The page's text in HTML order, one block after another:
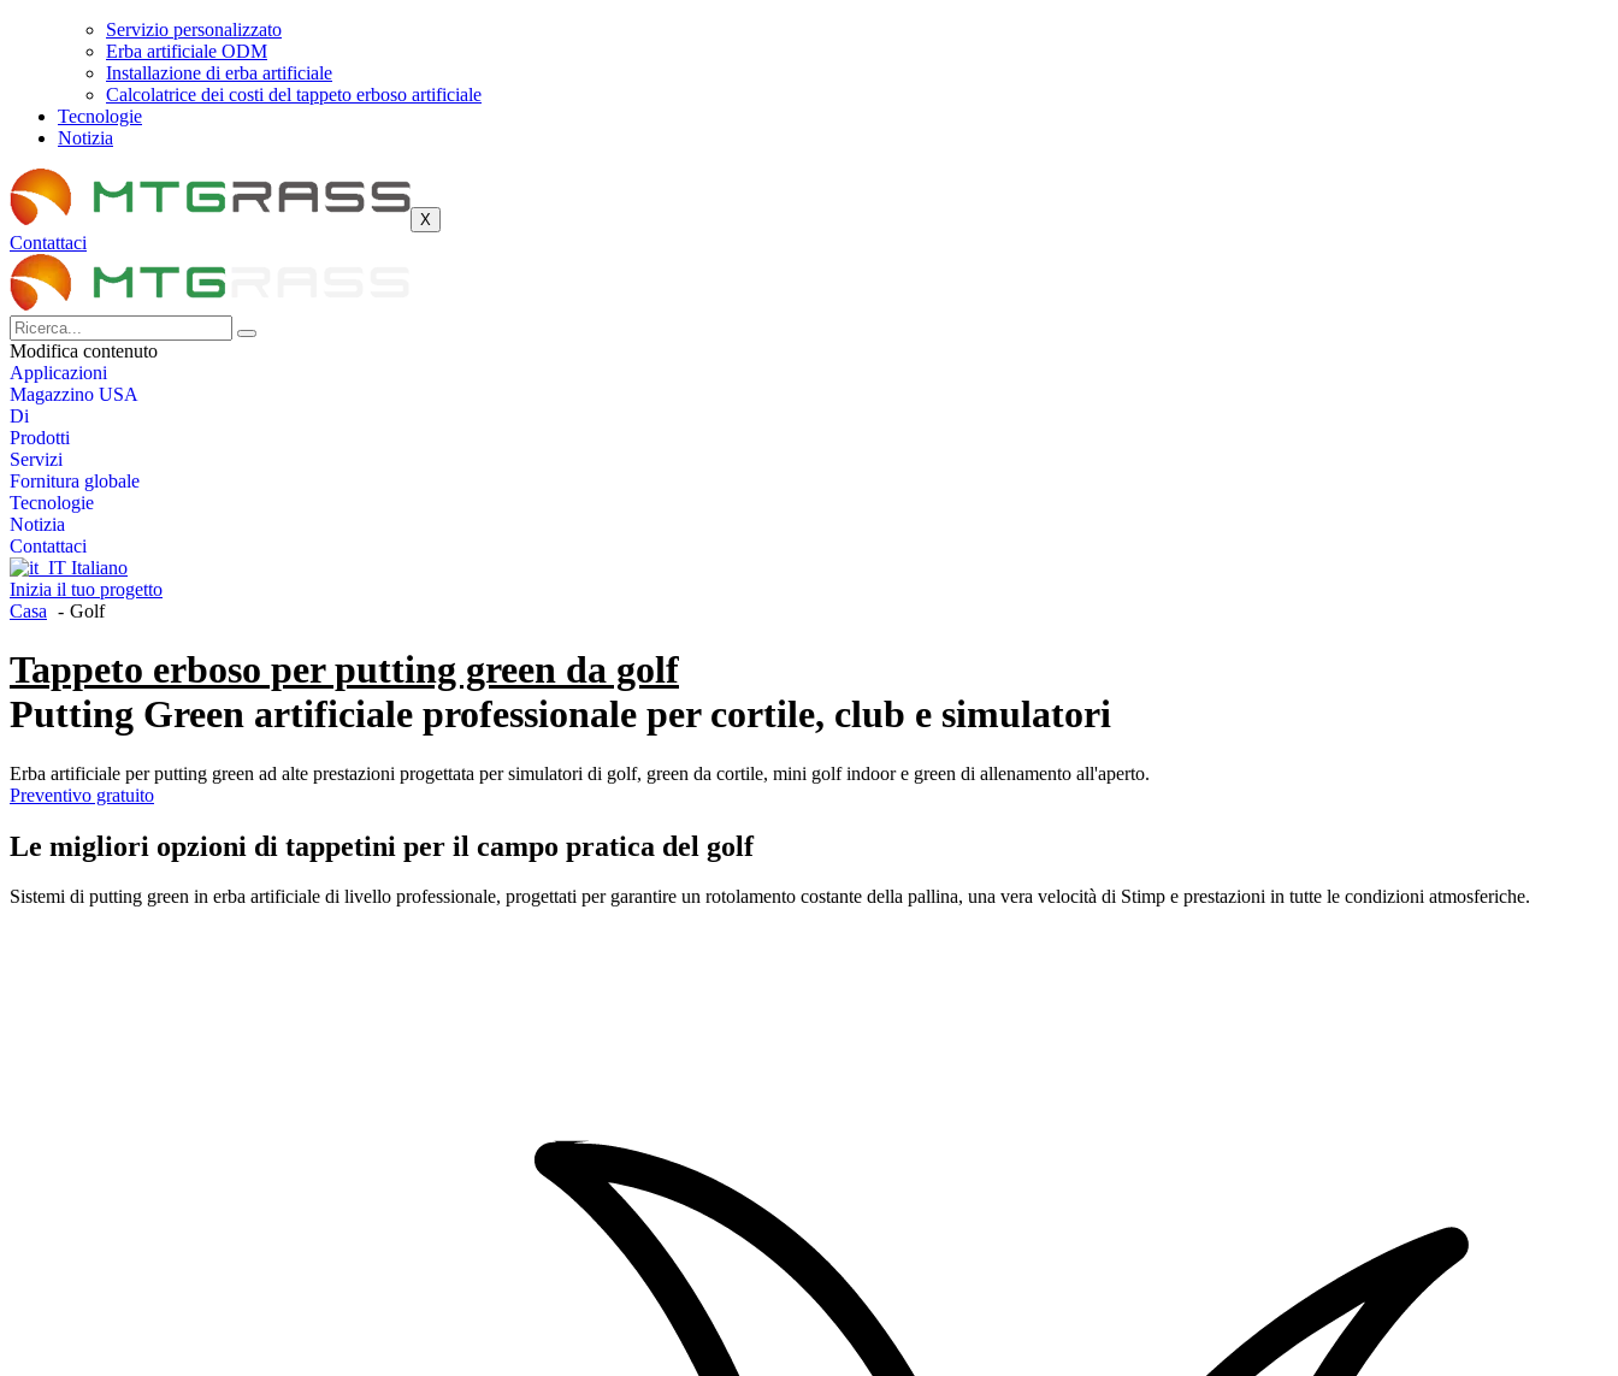
Servizio personalizzato
Erba artificiale ODM
Installazione di erba artificiale
Calcolatrice dei costi del tappeto erboso artificiale
Tecnologie
Notizia
X
Contattaci
Modifica contenuto
Applicazioni
Magazzino USA
Di
Prodotti
Servizi
Fornitura globale
Tecnologie
Notizia
Contattaci
Italiano
Inizia il tuo progetto
Casa
Golf
Tappeto erboso per putting green da golf
Putting Green artificiale professionale per cortile, club e simulatori
Erba artificiale per putting green ad alte prestazioni progettata per simulatori di golf, green da cortile, mini golf indoor e green di allenamento all'aperto.
Preventivo gratuito
Le migliori opzioni di tappetini per il campo pratica del golf
Sistemi di putting green in erba artificiale di livello professionale, progettati per garantire un rotolamento costante della pallina, una vera velocità di Stimp e prestazioni in tutte le condizioni atmosferiche.